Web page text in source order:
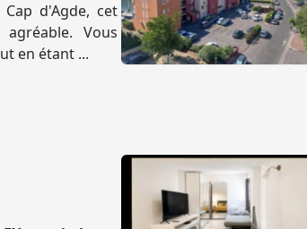
d'Agde, cet
Vous
en étant ...